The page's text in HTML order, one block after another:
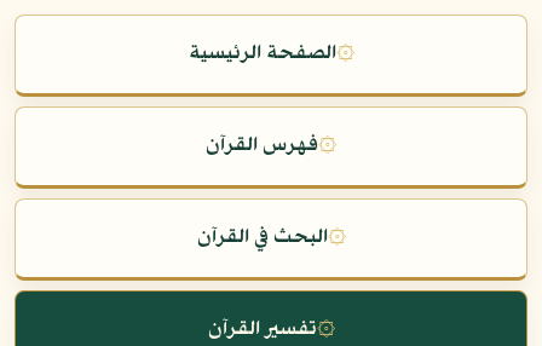
۞الصفحة الرئيسية
۞فهرس القرآن
۞البحث في القرآن
۞تفسير القرآن